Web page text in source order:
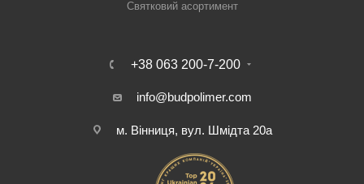
Святковий асортимент
+38 063 200-7-200
info@budpolimer.com
м. Вінниця, вул. Шмідта 20а